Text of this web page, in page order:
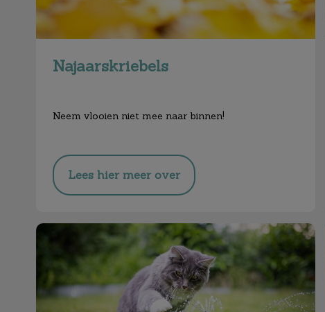
Najaarskriebels
Neem vlooien niet mee naar binnen!
Lees hier meer over
De zomer komt eraan!